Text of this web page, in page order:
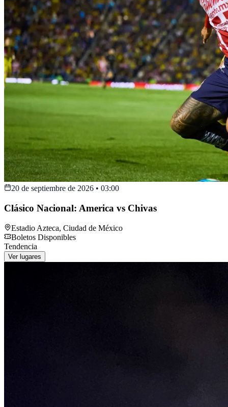
20 de septiembre de 2026 • 03:00
Clásico Nacional: America vs Chivas
Estadio Azteca, Ciudad de México
Boletos Disponibles
Tendencia
Ver lugares